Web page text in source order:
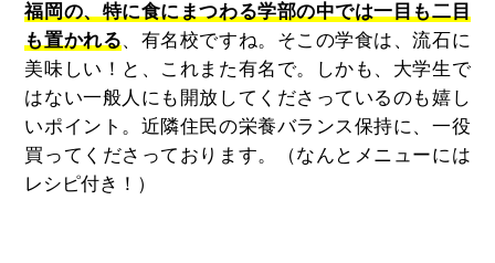
福岡の、特に食にまつわる学部の中では一目も二目
も置かれる、有名校ですね。そこの学食は、流石に
美味しい！と、これまた有名で。しかも、大学生で
はない一般人にも開放してくださっているのも嬉し
いポイント。近隣住民の栄養バランス保持に、一役
買ってくださっております。（なんとメニューには
レシピ付き！）